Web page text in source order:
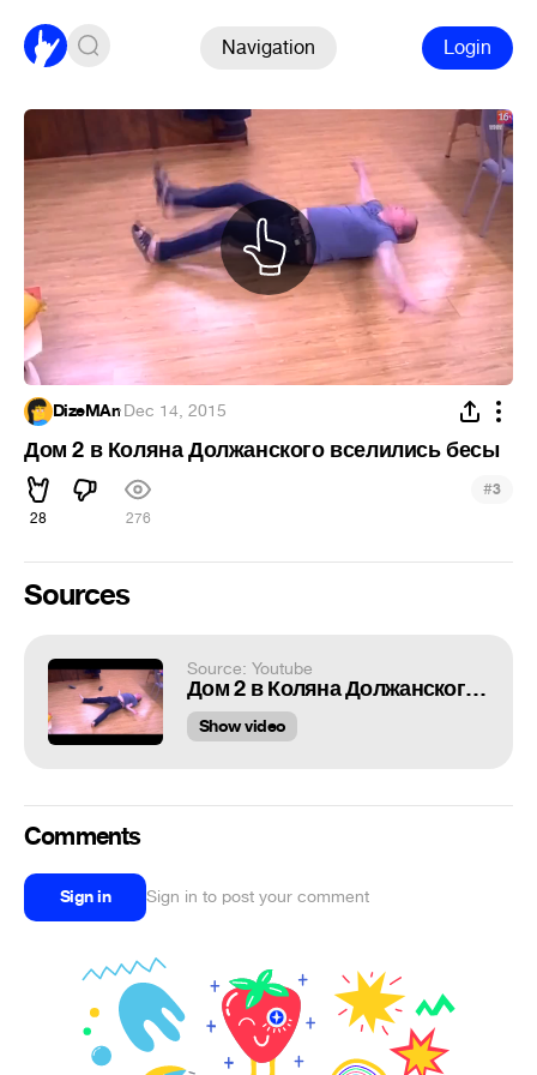
Navigation Login
DizeMAn·Dec 14, 2015
Дом 2 в Коляна Должанского вселились бесы
28 276
#3
Sources
Source: Youtube
Дом 2 в Коляна Должанского вселились бесы
Show video
Comments
Sign in Sign in to post your comment